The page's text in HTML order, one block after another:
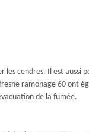
cendres. Il est aussi
ramonage 60 ont
de la fumée.